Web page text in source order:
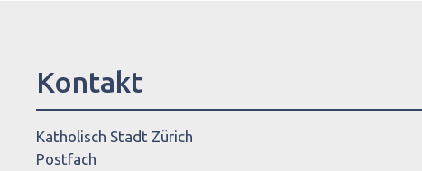
Kontakt
Katholisch Stadt Zürich
Postfach